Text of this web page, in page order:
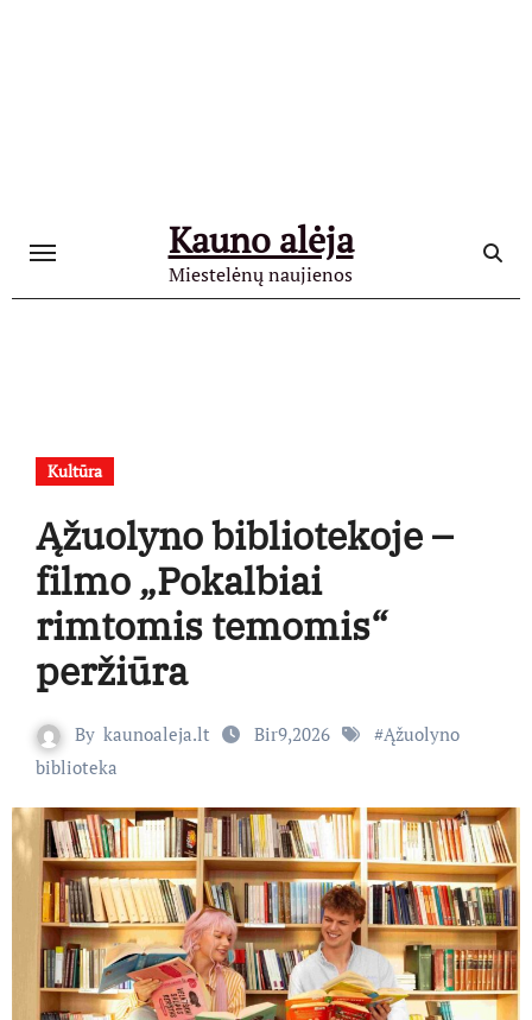
Kauno alėja
Miestelėnų naujienos
Kultūra
Ąžuolyno bibliotekoje –
filmo „Pokalbiai
rimtomis temomis“
peržiūra
By kaunoaleja.lt Bir9,2026 #Ąžuolyno
biblioteka